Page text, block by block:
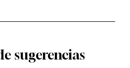
sugerencias